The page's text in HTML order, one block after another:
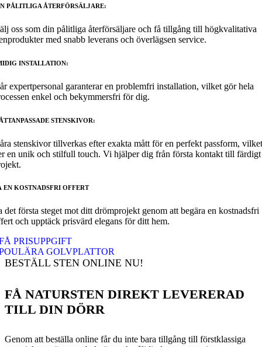
PÅLITLIGA ÅTERFÖRSÄLJARE:
oss som din pålitliga återförsäljare och få tillgång till högkvalitativa
med snabb leverans och överlägsen service.
INSTALLATION:
expertpersonal garanterar en problemfri installation, vilket gör hela
enkel och bekymmersfri för dig.
STENSKIVOR:
stenskivor tillverkas efter exakta mått för en perfekt passform, vilket
en unik och stilfull touch. Vi hjälper dig från första kontakt till färdigt
EN KOSTNADSFRI OFFERT
det första steget mot ditt drömprojekt genom att begära en kostnadsfri
och upptäck prisvärd elegans för ditt hem.
PRISUPPGIFT
GOLVPLATTOR
BESTÄLL STEN ONLINE NU!
FÅ NATURSTEN DIREKT LEVERERAD
TILL DIN DÖRR
Genom att beställa online får du inte bara tillgång till förstklassiga